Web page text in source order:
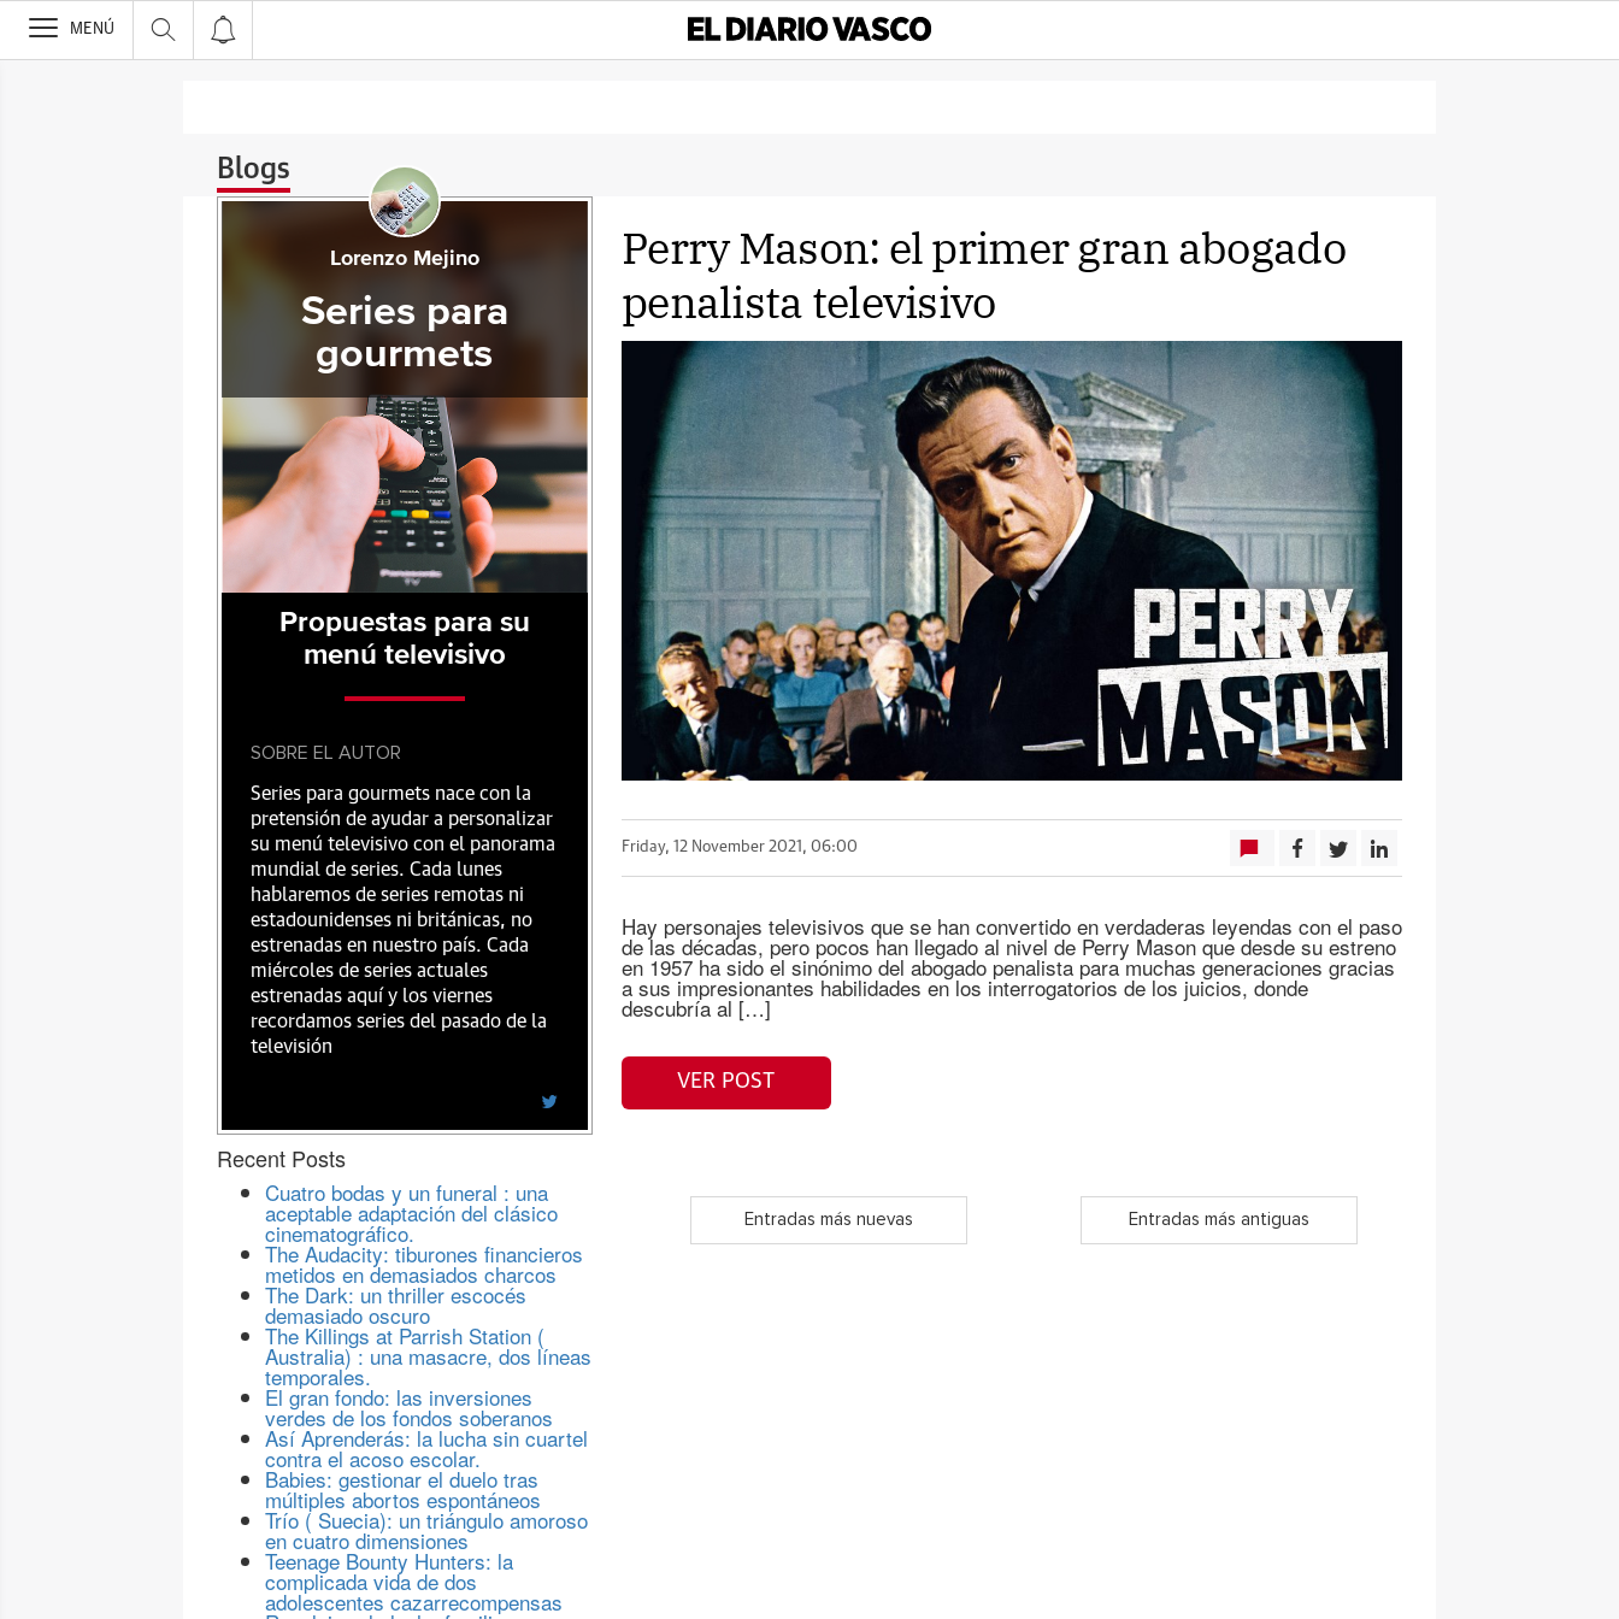
>
MENÚ
Blogs
Perry Mason: el primer gran abogado
penalista televisivo
Friday, 12 November 2021, 06:00
Hay personajes televisivos que se han convertido en verdaderas leyendas con el paso
de las décadas, pero pocos han llegado al nivel de Perry Mason que desde su estreno
en 1957 ha sido el sinónimo del abogado penalista para muchas generaciones gracias
a sus impresionantes habilidades en los interrogatorios de los juicios, donde
descubría al […]
VER POST
Entradas más nuevas Entradas más antiguas
Lorenzo Mejino
Series para
gourmets
Propuestas para su
menú televisivo
SOBRE EL AUTOR
Series para gourmets nace con la
pretensión de ayudar a personalizar
su menú televisivo con el panorama
mundial de series. Cada lunes
hablaremos de series remotas ni
estadounidenses ni británicas, no
estrenadas en nuestro país. Cada
miércoles de series actuales
estrenadas aquí y los viernes
recordamos series del pasado de la
televisión
Recent Posts
Cuatro bodas y un funeral : una
aceptable adaptación del clásico
cinematográfico.
The Audacity: tiburones financieros
metidos en demasiados charcos
The Dark: un thriller escocés
demasiado oscuro
The Killings at Parrish Station (
Australia) : una masacre, dos líneas
temporales.
El gran fondo: las inversiones
verdes de los fondos soberanos
Así Aprenderás: la lucha sin cuartel
contra el acoso escolar.
Babies: gestionar el duelo tras
múltiples abortos espontáneos
Trío ( Suecia): un triángulo amoroso
en cuatro dimensiones
Teenage Bounty Hunters: la
complicada vida de dos
adolescentes cazarrecompensas